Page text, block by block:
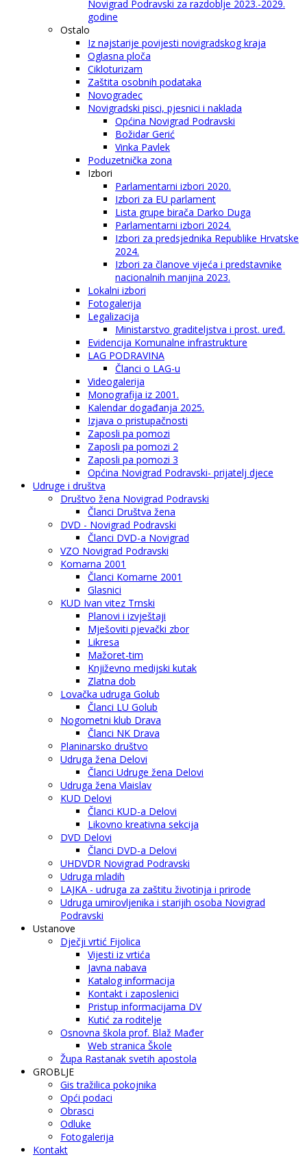
Novigrad Podravski za razdoblje 2023.-2029.
godine
Ostalo
Iz najstarije povijesti novigradskog kraja
Oglasna ploča
Cikloturizam
Zaštita osobnih podataka
Novogradec
Novigradski pisci, pjesnici i naklada
Općina Novigrad Podravski
Božidar Gerić
Vinka Pavlek
Poduzetnička zona
Izbori
Parlamentarni izbori 2020.
Izbori za EU parlament
Lista grupe birača Darko Duga
Parlamentarni izbori 2024.
Izbori za predsjednika Republike Hrvatske
2024.
Izbori za članove vijeća i predstavnike
nacionalnih manjina 2023.
Lokalni izbori
Fotogalerija
Legalizacija
Ministarstvo graditeljstva i prost. uređ.
Evidencija Komunalne infrastrukture
LAG PODRAVINA
Članci o LAG-u
Videogalerija
Monografija iz 2001.
Kalendar događanja 2025.
Izjava o pristupačnosti
Zaposli pa pomozi
Zaposli pa pomozi 2
Zaposli pa pomozi 3
Općina Novigrad Podravski- prijatelj djece
Udruge i društva
Društvo žena Novigrad Podravski
Članci Društva žena
DVD - Novigrad Podravski
Članci DVD-a Novigrad
VZO Novigrad Podravski
Komarna 2001
Članci Komarne 2001
Glasnici
KUD Ivan vitez Trnski
Planovi i izvještaji
Mješoviti pjevački zbor
Likresa
Mažoret-tim
Književno medijski kutak
Zlatna dob
Lovačka udruga Golub
Članci LU Golub
Nogometni klub Drava
Članci NK Drava
Planinarsko društvo
Udruga žena Delovi
Članci Udruge žena Delovi
Udruga žena Vlaislav
KUD Delovi
Članci KUD-a Delovi
Likovno kreativna sekcija
DVD Delovi
Članci DVD-a Delovi
UHDVDR Novigrad Podravski
Udruga mladih
LAJKA - udruga za zaštitu životinja i prirode
Udruga umirovljenika i starijih osoba Novigrad
Podravski
Ustanove
Dječji vrtić Fijolica
Vijesti iz vrtića
Javna nabava
Katalog informacija
Kontakt i zaposlenici
Pristup informacijama DV
Kutić za roditelje
Osnovna škola prof. Blaž Mađer
Web stranica Škole
Župa Rastanak svetih apostola
GROBLJE
Gis tražilica pokojnika
Opći podaci
Obrasci
Odluke
Fotogalerija
Kontakt